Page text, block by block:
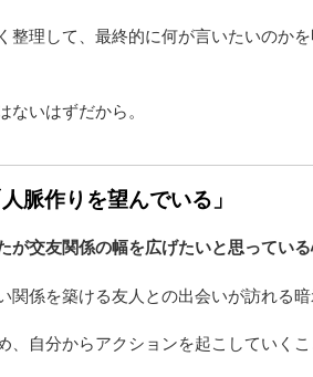
理して、最終的に何が言いたいのか
いはずだから。
脈作りを望んでいる」
が交友関係の幅を広げたいと思ってい
係を築ける友人との出会いが訪れる暗
、自分からアクションを起こしていく